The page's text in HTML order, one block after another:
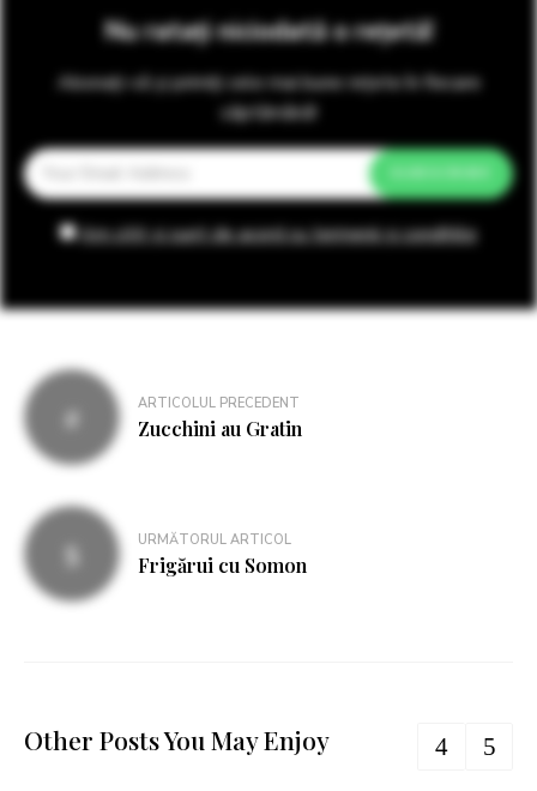
Nu ratați niciodată o rețetă!
Abonați-vă și primiți cele mai bune rețete în fiecare
săptămână!
Am citit și sunt de acord cu termenii și condițiile
Navigare
în
articole
ARTICOLUL PRECEDENT
Zucchini au Gratin
URMĂTORUL ARTICOL
Frigărui cu Somon
Other Posts You May Enjoy